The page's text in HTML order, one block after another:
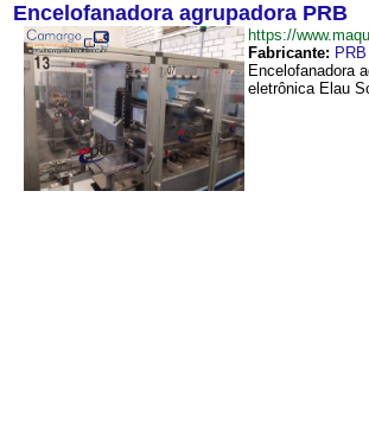
Encelofanadora agrupadora PRB
https://
Fabricante: PRB
Encelofanadora
eletrônica Elau